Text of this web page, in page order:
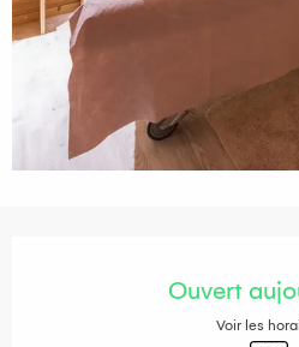
Ouvert
Voir les